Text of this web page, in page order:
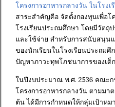
โครงการอาหารกลางวัน ในโรง
สาระสำคัญคือ จัดตั้งกองทุนเพื่อโ
โรงเรียนประถมศึกษา โดยมีวัตถุ
และใช้จ่าย สำหรับการสนับสนุน
ของนักเรียนในโรงเรียนประถม
ปัญหาภาวะทุพโภชนาการของเด็ก
ในปีงบประมาณ พ.ศ. 2536 คณะก
โครงการอาหารกลางวัน ตามมา
ต้น ได้มีการกำหนดให้กลุ่มเป้าหม